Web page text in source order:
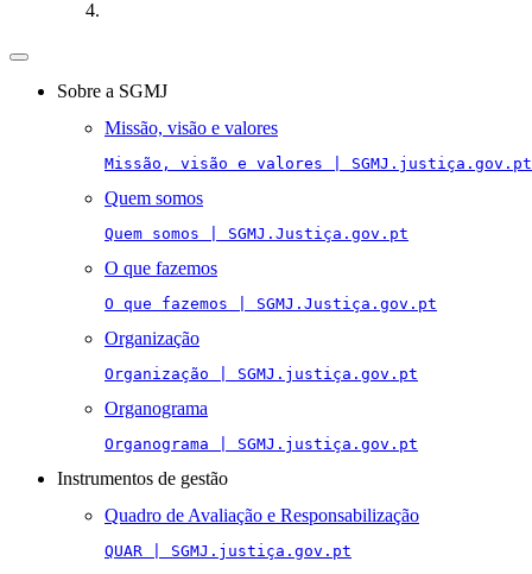
Toggle
navigationSobre a SGMJ
Missão, visão e valores
Missão, visão e valores | SGMJ.justiça.gov.pt
Quem somos
Quem somos | SGMJ.Justiça.gov.pt
O que fazemos
O que fazemos | SGMJ.Justiça.gov.pt
Organização
Organização | SGMJ.justiça.gov.pt
Organograma
Organograma | SGMJ.justiça.gov.pt
Instrumentos de gestão
Quadro de Avaliação e Responsabilização
QUAR | SGMJ.justiça.gov.pt